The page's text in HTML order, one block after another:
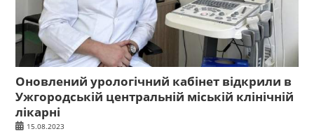
Оновлений урологічний кабінет відкрили в
Ужгородській центральній міській клінічній
лікарні
15.08.2023